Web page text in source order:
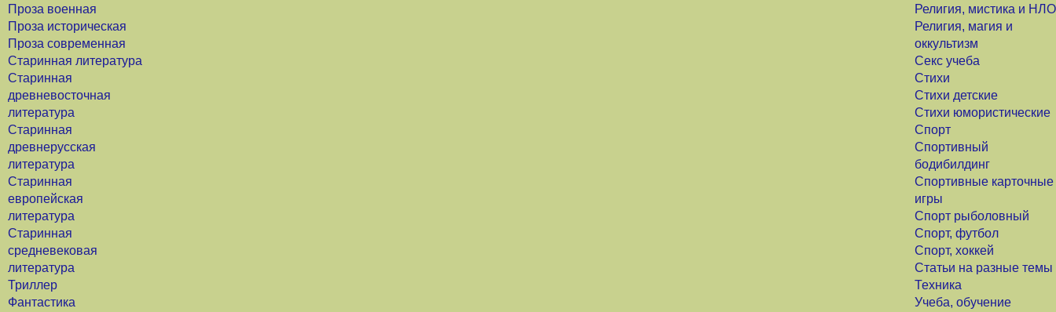
Проза военная
Проза историческая
Проза современная
Старинная литература
Старинная
древневосточная
литература
Старинная
древнерусская
литература
Старинная
европейская
литература
Старинная
средневековая
литература
Триллер
Фантастика
Религия, мистика и НЛО
Религия, магия и
оккультизм
Секс учеба
Стихи
Стихи детские
Стихи юмористические
Спорт
Спортивный
бодибилдинг
Спортивные карточные
игры
Спорт рыболовный
Спорт, футбол
Спорт, хоккей
Статьи на разные темы
Техника
Учеба, обучение